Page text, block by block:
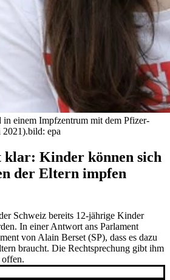
einem Impfzentrum mit dem Pfizer-
2021).bild: epa
klar: Kinder können sich
der Eltern impfen
Schweiz bereits 12-jährige Kinder
In einer Antwort ans Parlament
von Alain Berset (SP), dass es dazu
braucht. Die Rechtsprechung gibt ihm
offen.